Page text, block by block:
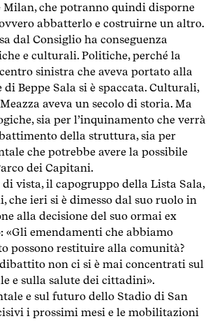
Milan, che potranno quindi disporne
abbatterlo e costruirne un altro.
dal Consiglio ha conseguenza
e culturali. Politiche, perché la
sinistra che aveva portato alla
di Beppe Sala si è spaccata. Culturali,
aveva un secolo di storia. Ma
sia per l’inquinamento che verrà
della struttura, sia per
che potrebbe avere la possibile
dei Capitani.
vista, il capogruppo della Lista Sala,
che ieri si è dimesso dal suo ruolo in
alla decisione del suo ormai ex
«Gli emendamenti che abbiamo
possono restituire alla comunità?
non ci si è mai concentrati sul
e sulla salute dei cittadini».
e sul futuro dello Stadio di San
i prossimi mesi e le mobilitazioni